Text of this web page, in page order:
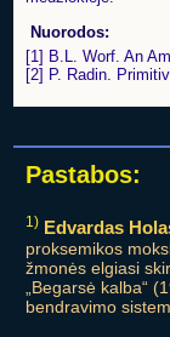
Nuorodos:
[1] B.L. Worf. An
[2] P. Radin.
Pastabos:
1) Edvardas
proksemikos
žmonės elgiasi
„Begarsė kalba“
bendravimo